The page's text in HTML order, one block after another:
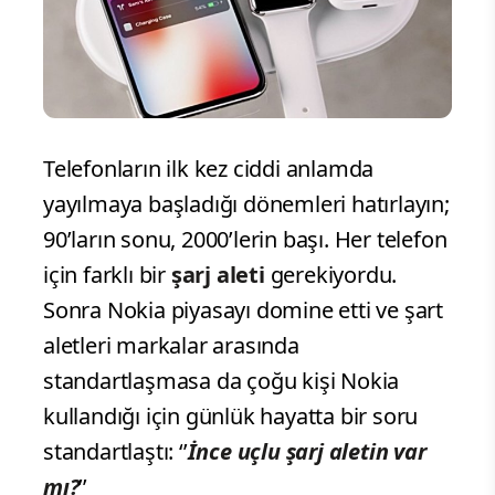
Telefonların ilk kez ciddi anlamda
yayılmaya başladığı dönemleri hatırlayın;
90’ların sonu, 2000’lerin başı. Her telefon
için farklı bir şarj aleti gerekiyordu.
Sonra Nokia piyasayı domine etti ve şart
aletleri markalar arasında
standartlaşmasa da çoğu kişi Nokia
kullandığı için günlük hayatta bir soru
standartlaştı: ‘’İnce uçlu şarj aletin var
mı?’’